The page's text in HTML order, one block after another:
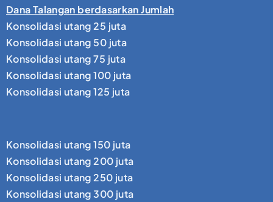
Dana Talangan berdasarkan Jumlah
Konsolidasi utang 25 juta
Konsolidasi utang 50 juta
Konsolidasi utang 75 juta
Konsolidasi utang 100 juta
Konsolidasi utang 125 juta
Konsolidasi utang 150 juta
Konsolidasi utang 200 juta
Konsolidasi utang 250 juta
Konsolidasi utang 300 juta